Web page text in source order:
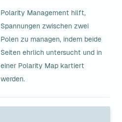
Polarity Management hilft,
Spannungen zwischen zwei
Polen zu managen, indem beide
Seiten ehrlich untersucht und in
einer Polarity Map kartiert
werden.